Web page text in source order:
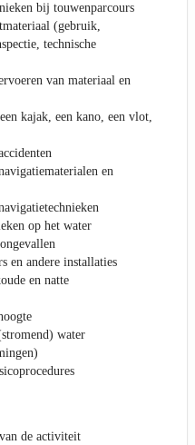
bij touwenparcours
(gebruik,
technische
van materiaal en
kajak, een kano, een vlot,
en
op het water
en andere installaties
en natte
water
de activiteit